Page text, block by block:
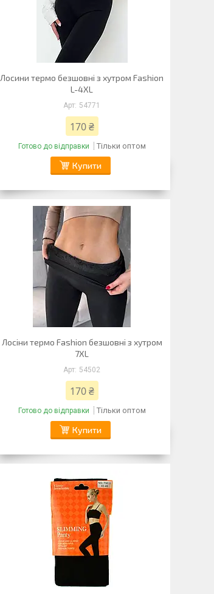
Лосини термо безшовні з хутром Fashion
L-4XL
54771
170 ₴
Готово до відправки Тільки оптом
Купити
Лосіни термо Fashion безшовні з хутром
7XL
54502
170 ₴
Готово до відправки Тільки оптом
Купити